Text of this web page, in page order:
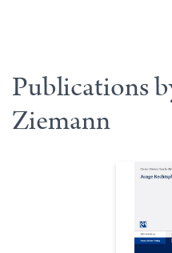
Publications
Ziemann